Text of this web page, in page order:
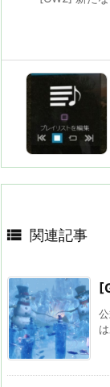
 関連記事